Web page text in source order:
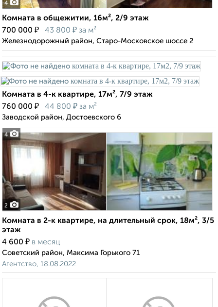
4
Комната в общежитии, 16м², 2/9 этаж
700 000 ₽ 43 800 ₽ за м²
Железнодорожный район, Старо-Московское шоссе 2
4
Комната в 4-к квартире, 17м², 7/9 этаж
760 000 ₽ 44 800 ₽ за м²
Заводской район, Достоевского 6
2
Комната в 2-к квартире, на длительный срок, 18м², 3/5
этаж
4 600 ₽ в месяц
Советский район, Максима Горького 71
Агентство, 18.08.2022